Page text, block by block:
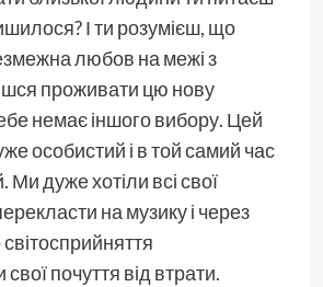
І ти розумієш, що
любов на межі з
проживати цю нову
немає іншого вибору. Цей
особистий і в той самий час
дуже хотіли всі свої
на музику і через
почуття від втрати.